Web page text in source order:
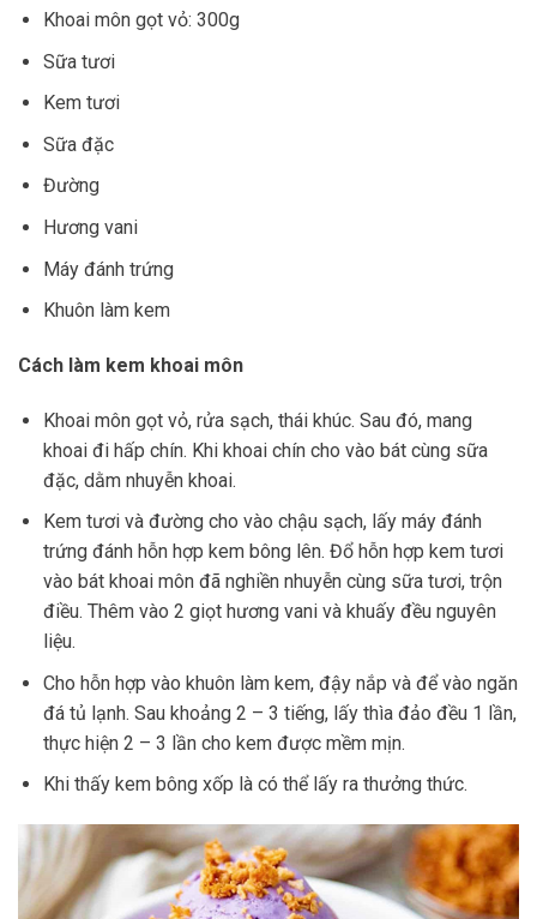
Khoai môn gọt vỏ: 300g
Sữa tươi
Kem tươi
Sữa đặc
Đường
Hương vani
Máy đánh trứng
Khuôn làm kem
Cách làm kem khoai môn
Khoai môn gọt vỏ, rửa sạch, thái khúc. Sau đó, mang
khoai đi hấp chín. Khi khoai chín cho vào bát cùng sữa
đặc, dằm nhuyễn khoai.
Kem tươi và đường cho vào chậu sạch, lấy máy đánh
trứng đánh hỗn hợp kem bông lên. Đổ hỗn hợp kem tươi
vào bát khoai môn đã nghiền nhuyễn cùng sữa tươi, trộn
điều. Thêm vào 2 giọt hương vani và khuấy đều nguyên
liệu.
Cho hỗn hợp vào khuôn làm kem, đậy nắp và để vào ngăn
đá tủ lạnh. Sau khoảng 2 – 3 tiếng, lấy thìa đảo đều 1 lần,
thực hiện 2 – 3 lần cho kem được mềm mịn.
Khi thấy kem bông xốp là có thể lấy ra thưởng thức.